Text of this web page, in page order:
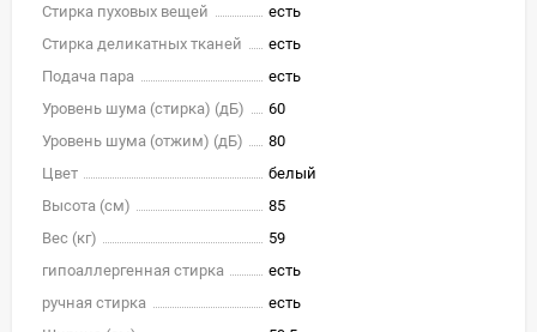
Стирка пуховых вещей
есть
Стирка деликатных тканей
есть
Подача пара
есть
Уровень шума (стирка) (дБ)
60
Уровень шума (отжим) (дБ)
80
Цвет
белый
Высота (см)
85
Вес (кг)
59
гипоаллергенная стирка
есть
ручная стирка
есть